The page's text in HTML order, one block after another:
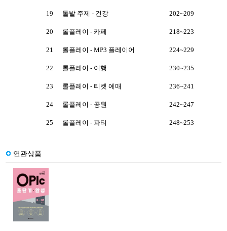
19 돌발 주제 - 건강 202~209
20 롤플레이 - 카페 218~223
21 롤플레이 - MP3 플레이어 224~229
22 롤플레이 - 여행 230~235
23 롤플레이 - 티켓 예매 236~241
24 롤플레이 - 공원 242~247
25 롤플레이 - 파티 248~253
연관상품